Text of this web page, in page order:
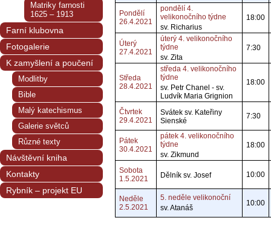
Pondělí
26.4.2021
pondělí 4.
velikonočního týdne
sv. Richarius
18:00
Úterý
27.4.2021
úterý 4. velikonočního
týdne
sv. Zita
7:30
Středa
28.4.2021
středa 4. velikonočního
týdne
sv. Petr Chanel - sv.
Ludvík Maria Grignion
18:00
Čtvrtek
29.4.2021
Svátek sv. Kateřiny
Sienské
7:30
Pátek
30.4.2021
pátek 4. velikonočního
týdne
sv. Zikmund
18:00
Sobota
1.5.2021
Dělník sv. Josef 10:00
Neděle
2.5.2021
5. neděle velikonoční
sv. Atanáš
10:00
Matriky farnosti
1625 – 1913
Farní klubovna
Fotogalerie
K zamyšlení a poučení
Modlitby
Bible
Malý katechismus
Galerie světců
Různé texty
Návštěvní kniha
Kontakty
Rybník – projekt EU